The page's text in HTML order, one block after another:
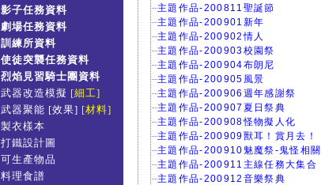
影子任務資料
劇場任務資料
訓練所資料
使徒突襲任務資料
烈焰見習騎士團資料
武器改造模擬 [細工]
武器聚能 [效果] [材料]
製衣樣本
打鐵設計圖
可生產物品
料理食譜
主題作品-200811聖誕節
主題作品-200901新年
主題作品-200902情人
主題作品-200903校園祭
主題作品-200904布朗尼
主題作品-200905風景
主題作品-200906週年感謝祭
主題作品-200907夏日祭典
主題作品-200908怪物擬人化
主題作品-200909獸耳！賞月去！
主題作品-200910魅魔祭-鬼怪相關
主題作品-200911主線任務大集合
主題作品-200912音樂祭典